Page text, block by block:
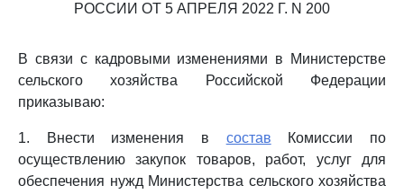
РОССИИ ОТ 5 АПРЕЛЯ 2022 Г. N 200
В связи с кадровыми изменениями в Министерстве
сельского хозяйства Российской Федерации
приказываю:
1. Внести изменения в состав Комиссии по
осуществлению закупок товаров, работ, услуг для
обеспечения нужд Министерства сельского хозяйства